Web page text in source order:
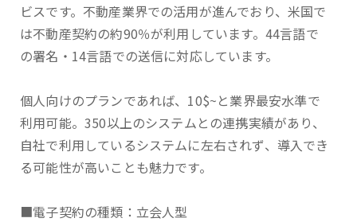
ビスです。不動産業界での活用が進んでおり、米国で
は不動産契約の約90％が利用しています。44言語で
の署名・14言語での送信に対応しています。
個人向けのプランであれば、10$~と業界最安水準で
利用可能。350以上のシステムとの連携実績があり、
自社で利用しているシステムに左右されず、導入でき
る可能性が高いことも魅力です。
■電子契約の種類：立会人型